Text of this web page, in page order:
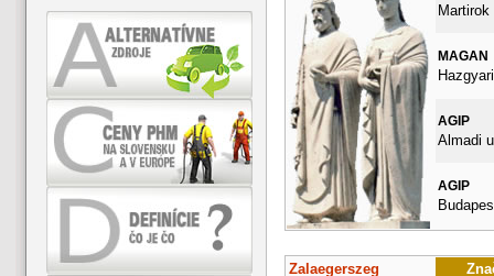
MAGAN
AGIP
Almadi
AGIP
Zalaegerszeg